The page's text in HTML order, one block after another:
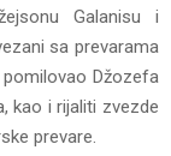
Galanisu i
sa prevarama
Džozefa
kao i rijaliti zvezde
prevare.